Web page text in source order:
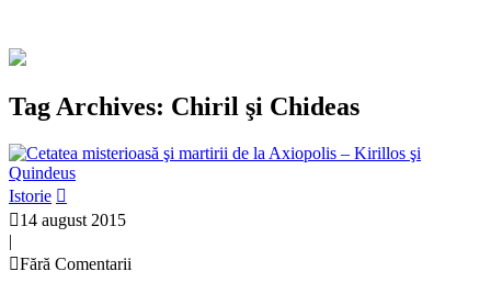
Tag Archives: Chiril şi Chideas
Istorie
14 august 2015
|
Fără Comentarii